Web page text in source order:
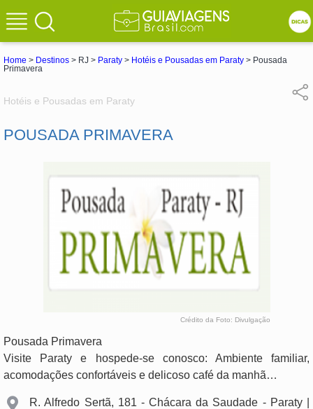
Home > Destinos > RJ > Paraty > Hotéis e Pousadas em Paraty > Pousada
Primavera
Hotéis e Pousadas em Paraty
POUSADA PRIMAVERA
Crédito da Foto: Divulgação
Pousada Primavera
Visite Paraty e hospede-se conosco: Ambiente familiar,
acomodações confortáveis e delicoso café da manhã…
R. Alfredo Sertã, 181 - Chácara da Saudade - Paraty |